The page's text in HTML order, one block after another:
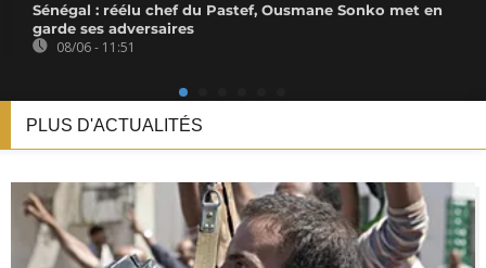
Sénégal : réélu chef du Pastef, Ousmane Sonko met en
garde ses adversaires
08/06 - 11:51
PLUS D'ACTUALITÉS